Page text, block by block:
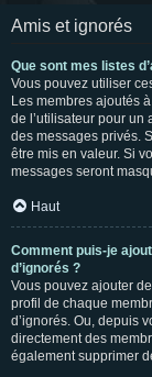
Amis et ignorés
Que sont mes listes
Vous pouvez utiliser
Les membres ajoutés
de l’utilisateur pour un
des messages privés.
être mis en valeur. Si
messages seront
Haut
Comment puis-je
d’ignorés ?
Vous pouvez ajouter
profil de chaque
d’ignorés. Ou, depuis
directement des
également supprimer